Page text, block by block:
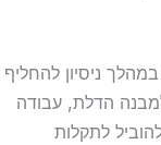
ניסיון להחליף
הדלת, עבודה
לתקלות